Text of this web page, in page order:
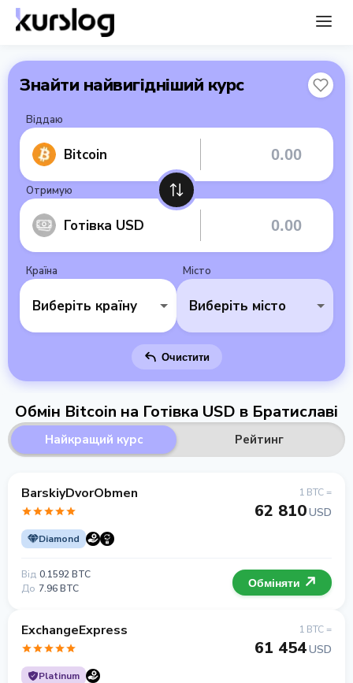
Знайти найвигідніший курс
Віддаю
Bitcoin
Отримую
Готівка USD
Країна
Виберіть країну
Місто
Виберіть місто
Очистити
Обмін Bitcoin на Готівка USD в Братиславі
Найкращий курс Рейтинг
BarskiyDvorObmen
Diamond
1 BTC =
62 810USD
Від 0.1592 BTC
До 7.96 BTC Обміняти
ExchangeExpress
Platinum
1 BTC =
61 454USD